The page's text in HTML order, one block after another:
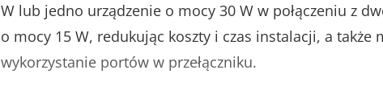
W lub jedno urządzenie o mocy 30 W w połączeniu z
o mocy 15 W, redukując koszty i czas instalacji, a także
wykorzystanie portów w przełączniku.